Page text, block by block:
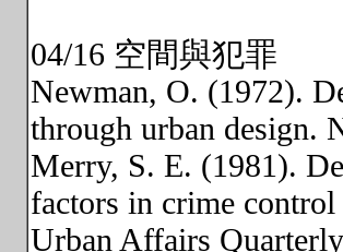
04/16 空間與犯罪
Newman, O. (1972).
through urban design.
Merry, S. E. (1981).
factors in crime
Urban Affairs